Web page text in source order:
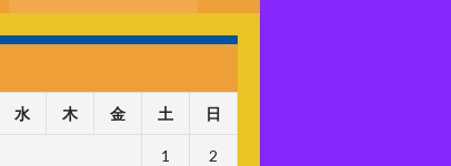
索:
水 木 金 土 日
1 2